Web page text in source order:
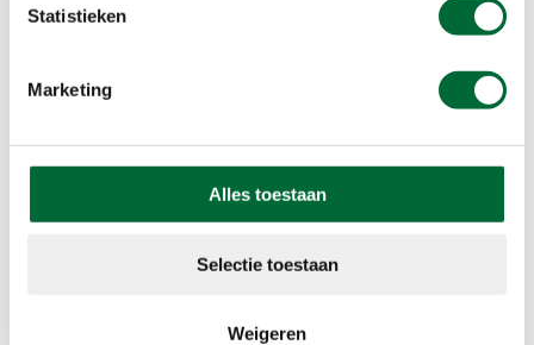
Statistieken
Marketing
Alles toestaan
Selectie toestaan
Weigeren